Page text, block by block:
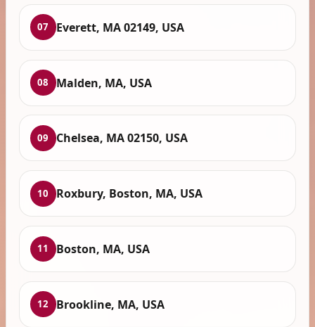
07 Everett, MA 02149, USA
08 Malden, MA, USA
09 Chelsea, MA 02150, USA
10 Roxbury, Boston, MA, USA
11 Boston, MA, USA
12 Brookline, MA, USA